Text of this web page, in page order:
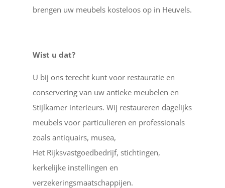
brengen uw meubels kosteloos op in Heuvels.
Wist u dat?
U bij ons terecht kunt voor restauratie en
conservering van uw antieke meubelen en
Stijlkamer interieurs. Wij restaureren dagelijks
meubels voor particulieren en professionals
zoals antiquairs, musea,
Het Rijksvastgoedbedrijf, stichtingen,
kerkelijke instellingen en
verzekeringsmaatschappijen.